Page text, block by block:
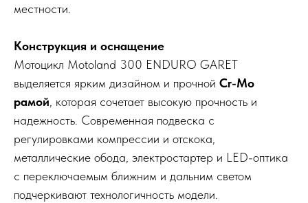
местности.
Конструкция и оснащение
Мотоцикл Motoland 300 ENDURO GARET
выделяется ярким дизайном и прочной Cr-Mo
рамой, которая сочетает высокую прочность и
надежность. Современная подвеска с
регулировками компрессии и отскока,
металлические обода, электростартер и LED-оптика
с переключаемым ближним и дальним светом
подчеркивают технологичность модели.